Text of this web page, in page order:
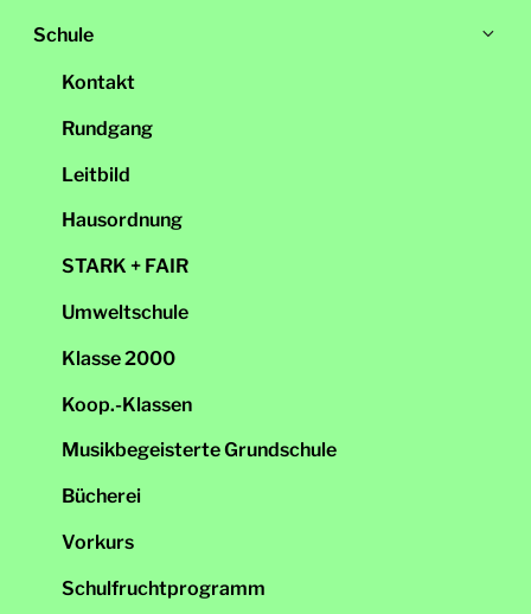
Schule
Kontakt
Rundgang
Leitbild
Hausordnung
STARK + FAIR
Umweltschule
Klasse 2000
Koop.-Klassen
Musikbegeisterte Grundschule
Bücherei
Vorkurs
Schulfruchtprogramm